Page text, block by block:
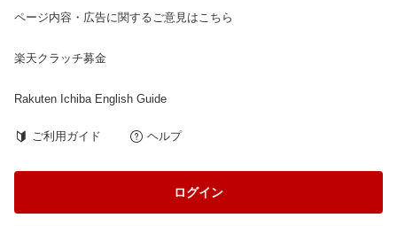
ページ内容・広告に関するご意見はこちら
楽天クラッチ募金
Rakuten Ichiba English Guide
ご利用ガイド ヘルプ
ログイン